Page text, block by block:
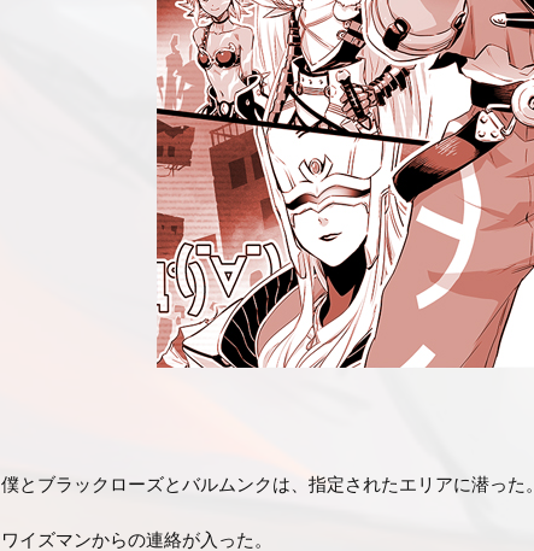
僕とブラックローズとバルムンクは、指定されたエリアに潜った
ワイズマンからの連絡が入った。